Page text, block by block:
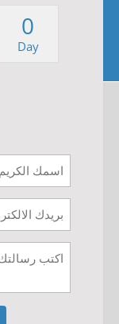
0
Day